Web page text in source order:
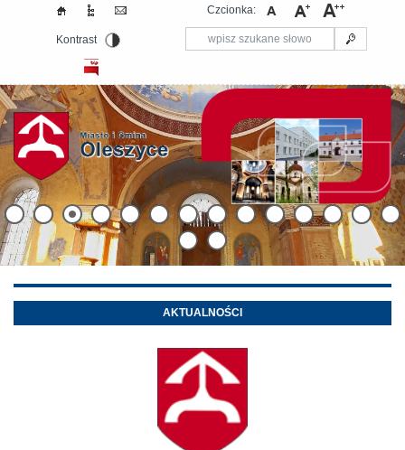
Czcionka:
Kontrast
AKTUALNOŚCI